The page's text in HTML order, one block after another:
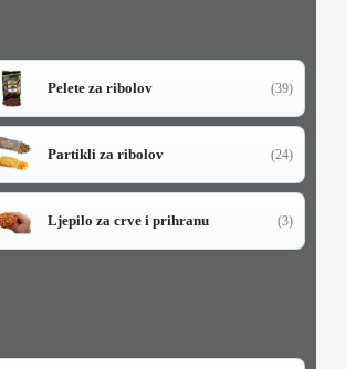
Pelete za ribolov (39)
Partikli za ribolov (24)
Ljepilo za crve i prihranu (3)